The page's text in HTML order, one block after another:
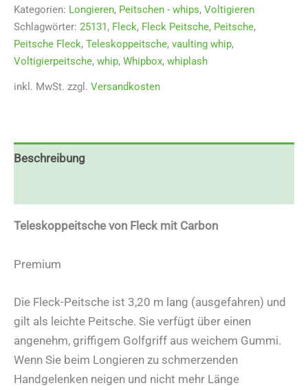
Kategorien: Longieren, Peitschen - whips, Voltigieren
Schlagwörter: 25131, Fleck, Fleck Peitsche, Peitsche,
Peitsche Fleck, Teleskoppeitsche, vaulting whip,
Voltigierpeitsche, whip, Whipbox, whiplash
inkl. MwSt. zzgl. Versandkosten
Beschreibung
Teleskoppeitsche von Fleck mit Carbon
Premium
Die Fleck-Peitsche ist 3,20 m lang (ausgefahren) und
gilt als leichte Peitsche. Sie verfügt über einen
angenehm, griffigem Golfgriff aus weichem Gummi.
Wenn Sie beim Longieren zu schmerzenden
Handgelenken neigen und nicht mehr Länge